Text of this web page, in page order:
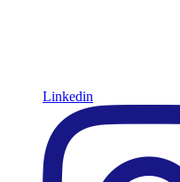
Linkedin